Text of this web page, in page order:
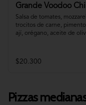
Grande Voodoo
Salsa de tomates,
trocitos de carne,
ají, orégano, aceite de
$20.300
Pizzas